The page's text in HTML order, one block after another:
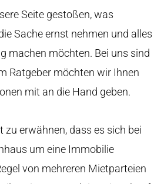
Seite gestoßen, was
Sache ernst nehmen und alles
machen möchten. Bei uns sind
Ratgeber möchten wir Ihnen
mit an die Hand geben.
erwähnen, dass es sich bei
um eine Immobilie
von mehreren Mietparteien